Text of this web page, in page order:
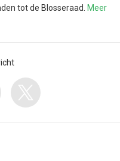
tot de Blosseraad. Meer